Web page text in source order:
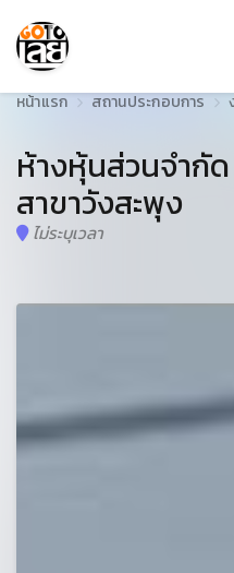
หน้าแรก สถานประกอบการ
ห้างหุ้นส่วนจำกั
สาขาวังสะพุง
ไม่ระบุเวลา